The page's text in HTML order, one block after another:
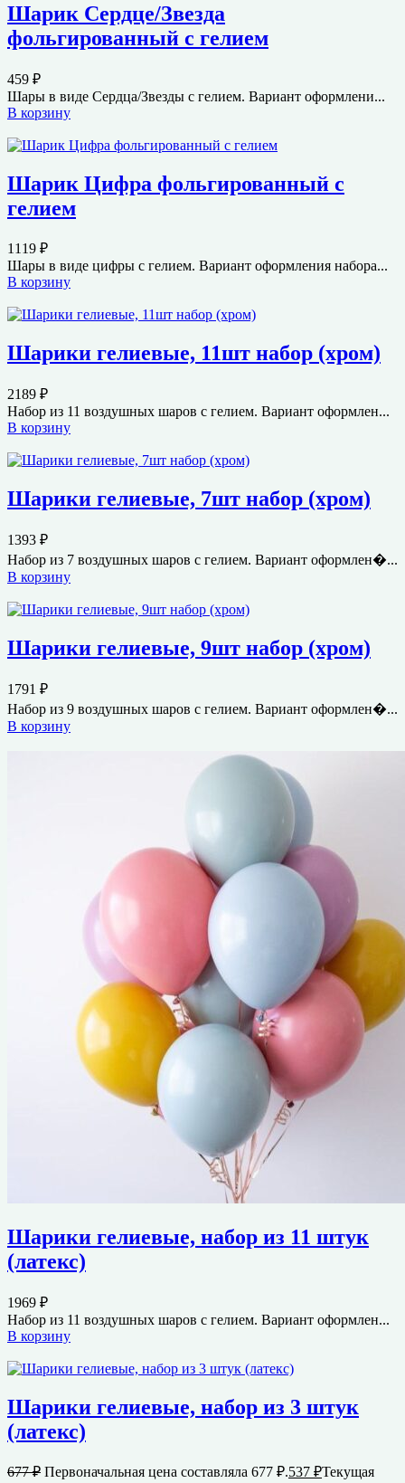
Шарик Сердце/Звезда
фольгированный с гелием
459 ₽
Шары в виде Сердца/Звезды с гелием. Вариант оформлени...
В корзину
Шарик Цифра фольгированный с
гелием
1119 ₽
Шары в виде цифры с гелием. Вариант оформления набора...
В корзину
Шарики гелиевые, 11шт набор (хром)
2189 ₽
Набор из 11 воздушных шаров с гелием. Вариант оформлен...
В корзину
Шарики гелиевые, 7шт набор (хром)
1393 ₽
Набор из 7 воздушных шаров с гелием. Вариант оформлен�...
В корзину
Шарики гелиевые, 9шт набор (хром)
1791 ₽
Набор из 9 воздушных шаров с гелием. Вариант оформлен�...
В корзину
Шарики гелиевые, набор из 11 штук
(латекс)
1969 ₽
Набор из 11 воздушных шаров с гелием. Вариант оформлен...
В корзину
Шарики гелиевые, набор из 3 штук
(латекс)
677₽ Первоначальная цена составляла 677 ₽.537 ₽Текущая